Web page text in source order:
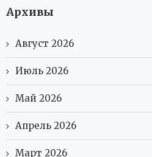
Архивы
Август 2026
Июль 2026
Май 2026
Апрель 2026
Март 2026